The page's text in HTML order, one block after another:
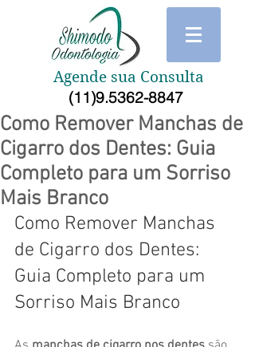
Agende sua Consulta
(11)9.5362-8847
Como Remover Manchas de
Cigarro dos Dentes: Guia
Completo para um Sorriso
Mais Branco
Como Remover Manchas
de Cigarro dos Dentes:
Guia Completo para um
Sorriso Mais Branco